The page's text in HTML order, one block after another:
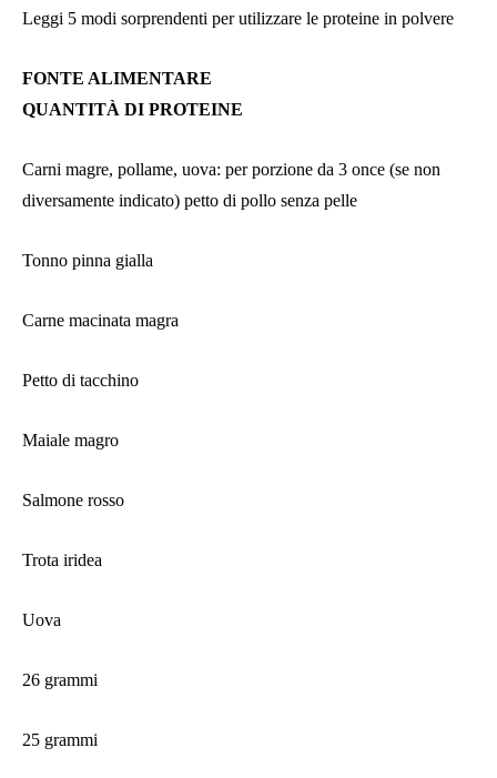
Leggi 5 modi sorprendenti per utilizzare le proteine ​​in polvere
FONTE ALIMENTARE
QUANTITÀ DI PROTEINE
Carni magre, pollame, uova: per porzione da 3 once (se non
diversamente indicato) petto di pollo senza pelle
Tonno pinna gialla
Carne macinata magra
Petto di tacchino
Maiale magro
Salmone rosso
Trota iridea
Uova
26 grammi
25 grammi